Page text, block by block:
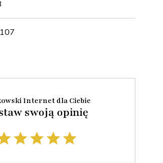
Internet dla Ciebie
swoją opinię